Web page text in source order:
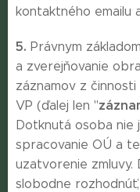
kontaktného emailu
5. Právnym
a zverejňovanie
záznamov z
VP (ďalej len "
Dotknutá osoba nie
spracovanie OÚ a
uzatvorenie
slobodne